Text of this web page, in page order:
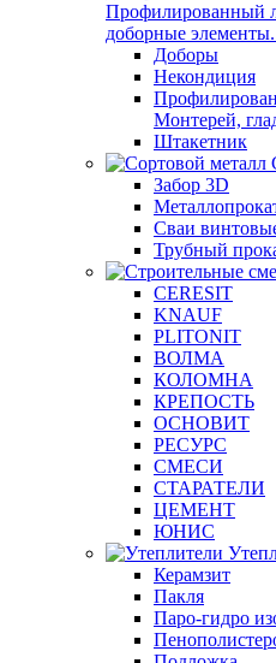
Профилированный
доборные
Доборы
Некондиция
Монтерей,
Штакетник
Забор 3D
Сваи
Трубный
CERESIT
KNAUF
PLITONIT
ВОЛМА
КОЛОМНА
КРЕПОСТЬ
ОСНОВИТ
РЕСУРС
СМЕСИ
СТАРАТЕЛИ
ЦЕМЕНТ
ЮНИС
Керамзит
Пакля
Паро-гидро